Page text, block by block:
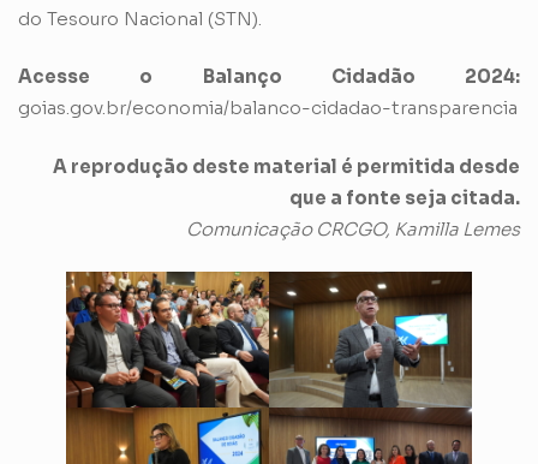
do Tesouro Nacional (STN).
Acesse o Balanço Cidadão 2024:
goias.gov.br/economia/balanco-cidadao-transparencia
A reprodução deste material é permitida desde
que a fonte seja citada.
Comunicação CRCGO, Kamilla Lemes